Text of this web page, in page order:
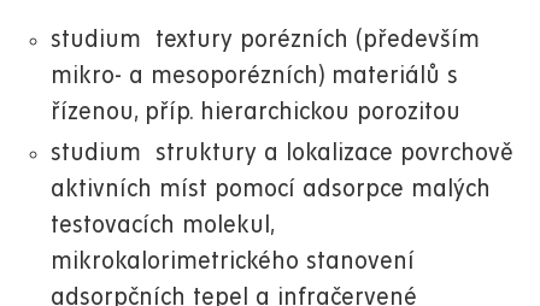
studium textury porézních (především
mikro- a mesoporézních) materiálů s
řízenou, příp. hierarchickou porozitou
studium struktury a lokalizace povrchově
aktivních míst pomocí adsorpce malých
testovacích molekul,
mikrokalorimetrického stanovení
adsorpčních tepel a infračervené